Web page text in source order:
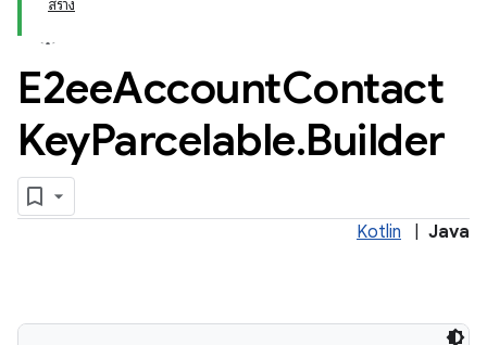
สร้าง
E2eeAccountContact
KeyParcelable.Builder
Kotlin Java